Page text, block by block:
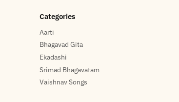
Categories
Aarti
Bhagavad Gita
Ekadashi
Srimad Bhagavatam
Vaishnav Songs